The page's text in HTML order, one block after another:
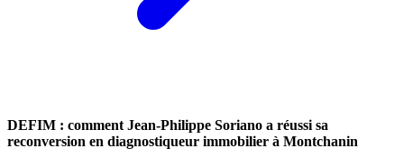
DEFIM : comment Jean-Philippe Soriano a réussi sa
reconversion en diagnostiqueur immobilier à Montchanin